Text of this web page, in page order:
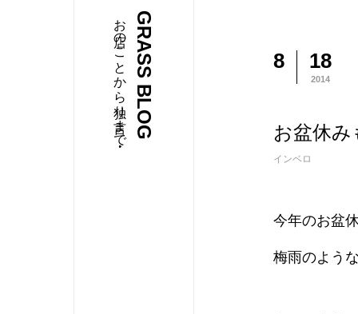
GRASS BLOG
お店のことから独り言まで・・・ 8 18
2014
お盆休
インベロ
今年のお盆
梅雨のよう